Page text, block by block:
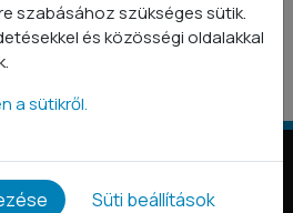
Instagram semmilyen módon
szponzorálja.
szabásához szükséges sütik.
és közösségi oldalakkal
a sütikről.
Süti beállítások